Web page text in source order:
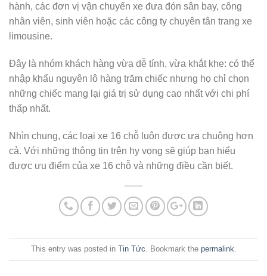
hành, các đơn vị vận chuyển xe đưa đón sân bay, công
nhân viên, sinh viên hoặc các công ty chuyên tân trang xe
limousine.
Đây là nhóm khách hàng vừa dễ tính, vừa khắt khe: có thể
nhập khẩu nguyên lô hàng trăm chiếc nhưng họ chỉ chọn
những chiếc mang lại giá trị sử dụng cao nhất với chi phí
thấp nhất.
Nhìn chung, các loại xe 16 chỗ luôn được ưa chuộng hơn
cả. Với những thông tin trên hy vọng sẽ giúp bạn hiểu
được ưu điểm của xe 16 chỗ và những điều cần biết.
This entry was posted in Tin Tức . Bookmark the permalink